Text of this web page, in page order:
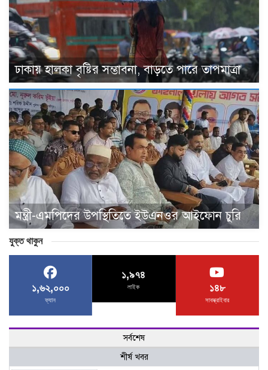
ঢাকায় হালকা বৃষ্টির সম্ভাবনা, বাড়তে পারে তাপমাত্রা
মন্ত্রী-এমপিদের উপস্থিতিতে ইউএনওর আইফোন চুরি
যুক্ত থাকুন
১,৬২,০০০
ফ্যান
১,৯৭৪
লাইক ১৪৮
সাবস্ক্রাইবার
সর্বশেষ
শীর্ষ খবর